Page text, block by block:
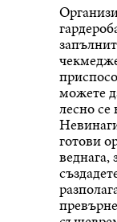
можете
лесно се
готови
веднага,